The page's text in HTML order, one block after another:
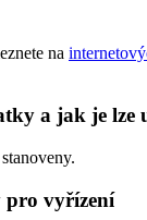
na
a jak je lze
pro vyřízení